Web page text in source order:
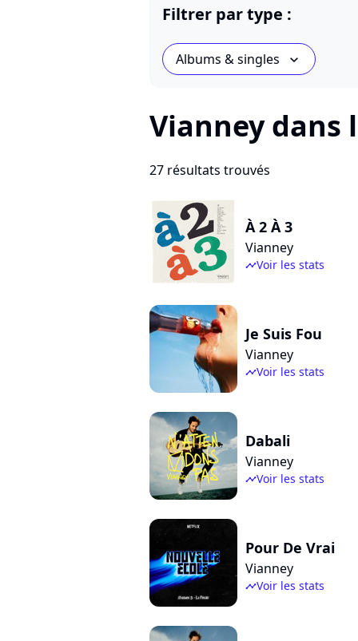
Filtrer par type :
Albums & singles chevron_bot
Vianney dans
27 résultats trouvés
À 2 À 3
Vianney
timelineVoir les stats
Je Suis Fou
Vianney
timelineVoir les stats
Dabali
Vianney
timelineVoir les stats
Pour De Vrai
Vianney
timelineVoir les stats